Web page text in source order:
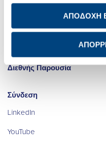
ΑΠΟΔΟΧΗ
Newsroom
Διεθνής Παρουσία
Σύνδεση
LinkedIn
YouTube